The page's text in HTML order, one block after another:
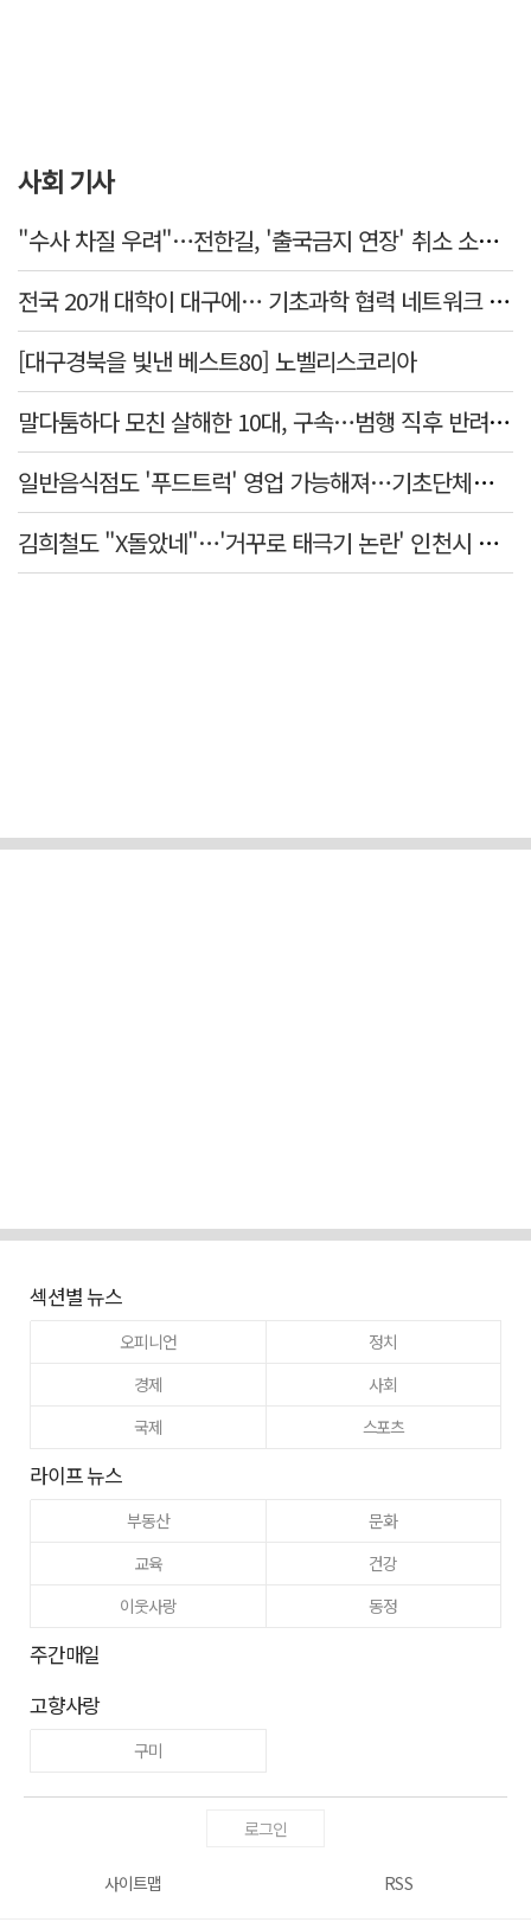
사회 기사
"수사 차질 우려"…전한길, '출국금지 연장' 취소 소송 패소
전국 20개 대학이 대구에… 기초과학 협력 네트워크 출범하다
[대구경북을 빛낸 베스트80] 노벨리스코리아
말다툼하다 모친 살해한 10대, 구속…범행 직후 반려견도 죽여
일반음식점도 '푸드트럭' 영업 가능해져…기초단체별 조례 개정 움직임
김희철도 "X돌았네"…'거꾸로 태극기 논란' 인천시 현수막, 이틀 만에 철거
섹션별 뉴스
오피니언
정치
경제
사회
국제
스포츠
라이프 뉴스
부동산
문화
교육
건강
이웃사랑
동정
주간매일
고향사랑
구미
로그인
사이트맵 RSS